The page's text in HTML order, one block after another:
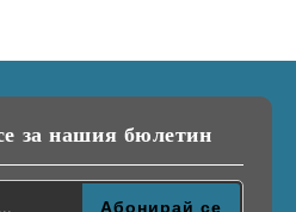
за нашия бюлетин